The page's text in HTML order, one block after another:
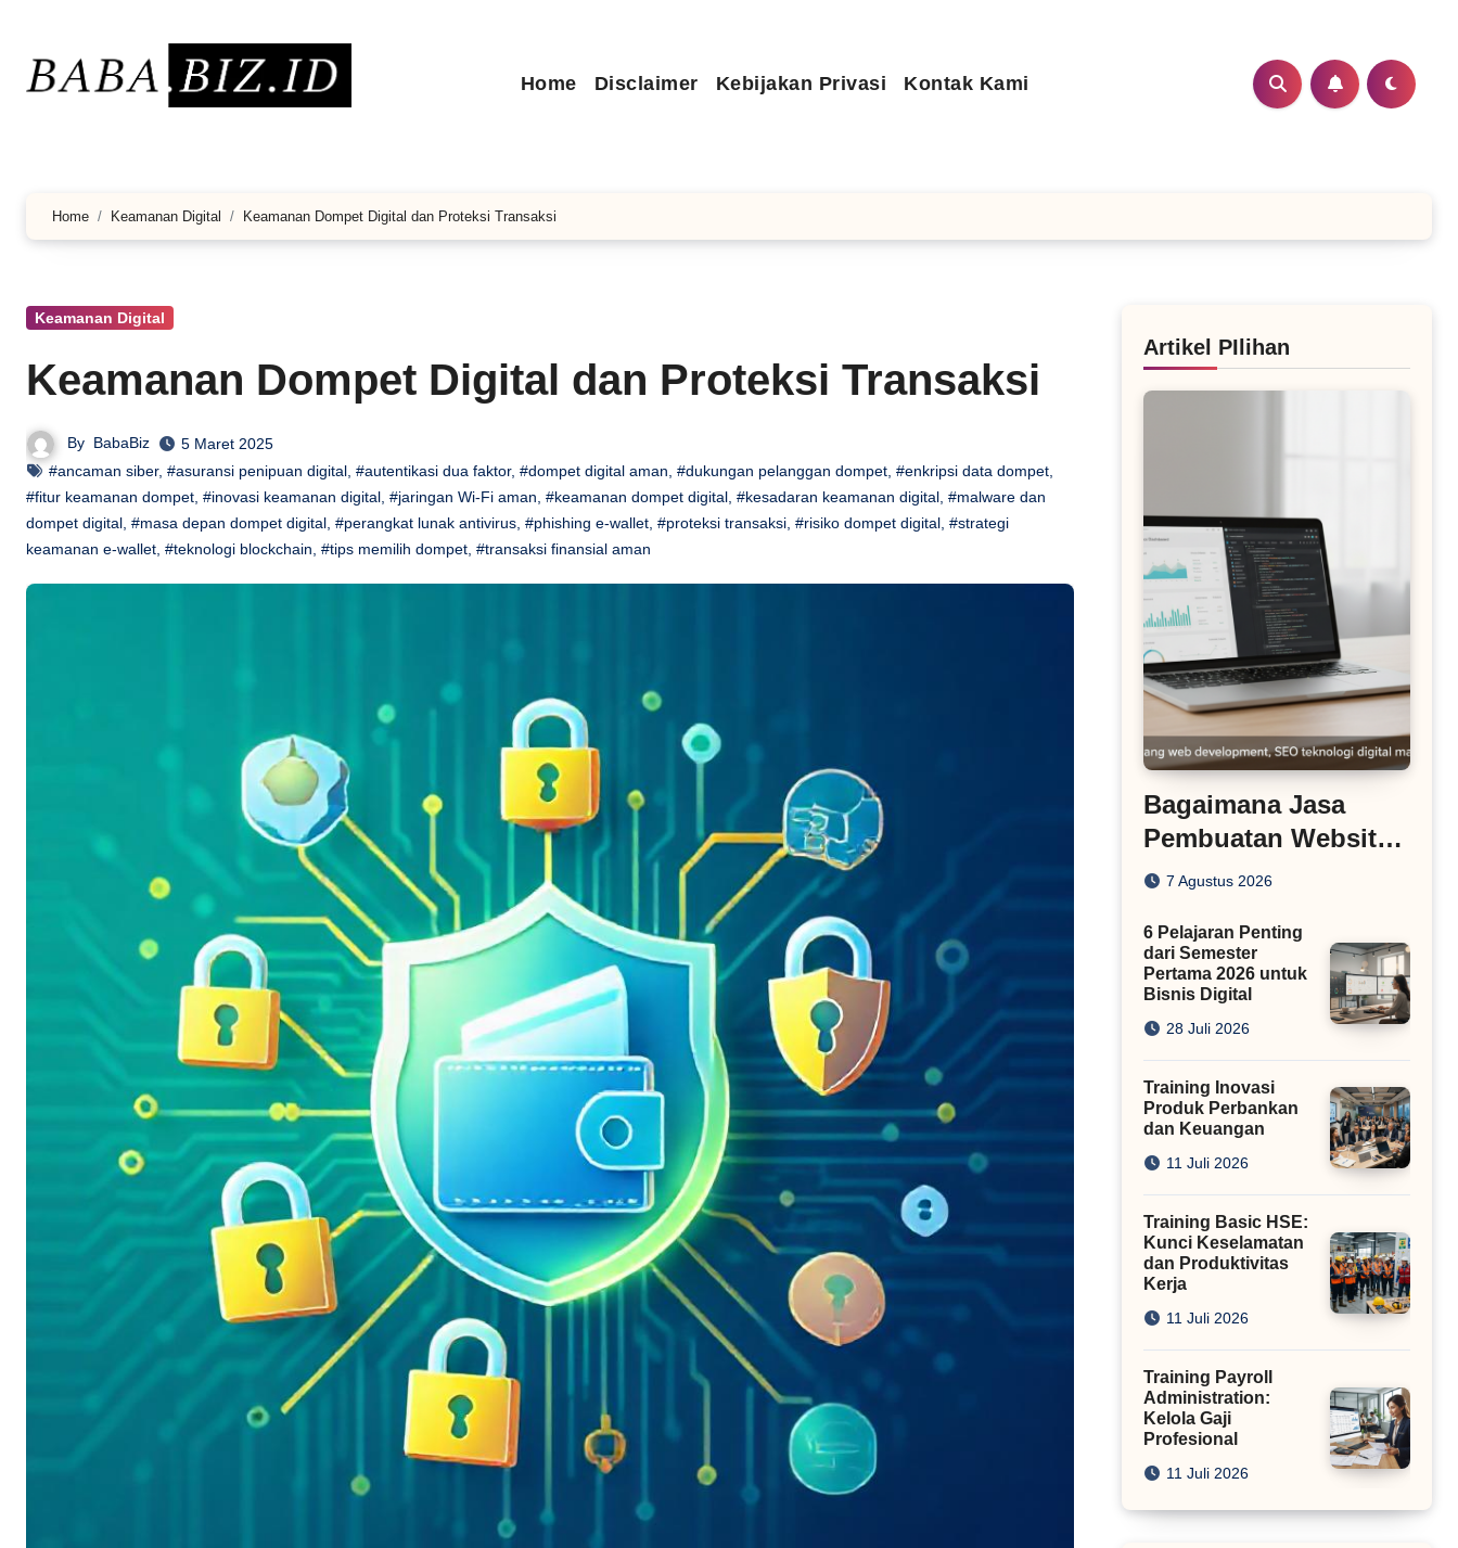
konten
Home Disclaimer Kebijakan Privasi Kontak Kami
Home Keamanan Digital Keamanan Dompet Digital dan Proteksi Transaksi
Keamanan Digital
Keamanan Dompet Digital dan Proteksi Transaksi
By BabaBiz
5 Maret 2025
#ancaman siber, #asuransi penipuan digital, #autentikasi dua faktor, #dompet digital aman, #dukungan pelanggan dompet, #enkripsi data dompet,
#fitur keamanan dompet, #inovasi keamanan digital, #jaringan Wi-Fi aman, #keamanan dompet digital, #kesadaran keamanan digital, #malware dan
dompet digital, #masa depan dompet digital, #perangkat lunak antivirus, #phishing e-wallet, #proteksi transaksi, #risiko dompet digital, #strategi
keamanan e-wallet, #teknologi blockchain, #tips memilih dompet, #transaksi finansial aman
Artikel PIlihan
Bagaimana Jasa
Pembuatan Website
Menyesuaikan Diri
SEO Masa Kini
7 Agustus 2026
6 Pelajaran Penting
dari Semester
Pertama 2026 untuk
Bisnis Digital
28 Juli 2026
Training Inovasi
Produk Perbankan
dan Keuangan
11 Juli 2026
Training Basic HSE:
Kunci Keselamatan
dan Produktivitas
Kerja
11 Juli 2026
Training Payroll
Administration:
Kelola Gaji
Profesional
11 Juli 2026